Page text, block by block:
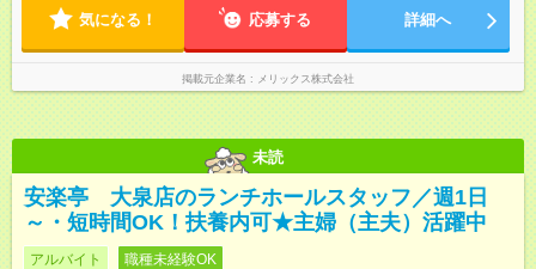
気になる！ 応募する 詳細へ
掲載元企業名 メリックス株式会社
未読
安楽亭 大泉店のランチホールスタッフ／週1日
～・短時間OK！扶養内可★主婦（主夫）活躍中
アルバイト 職種未経験OK